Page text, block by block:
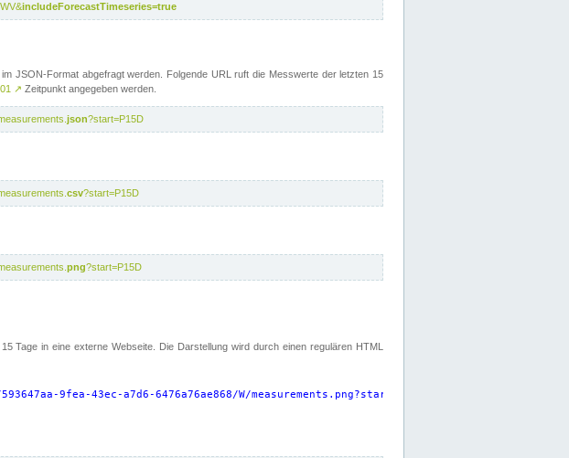
includeForecastTimeseries=true
JSON-Format abgefragt werden. Folgende URL ruft die Messwerte der letzten 15
↗ Zeitpunkt angegeben werden.
json?start=P15D
csv?start=P15D
png?start=P15D
Tage in eine externe Webseite. Die Darstellung wird durch einen regulären HTML
9fea-43ec-a7d6-6476a76ae868/W/measurements.png?start=P15D&width=925&height=220